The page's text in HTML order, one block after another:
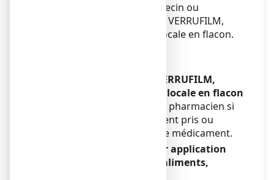
Adressez-vous à votre médecin ou
pharmacien avant d’utiliser VERRUFILM,
solution pour application locale en flacon.
Autres médicaments et VERRUFILM,
solution pour application locale en flacon
Informez votre médecin ou pharmacien si
vous prenez, avez récemment pris ou
pourriez prendre tout autre médicament.
VERRUFILM, solution pour application
locale en flacon avec des aliments,